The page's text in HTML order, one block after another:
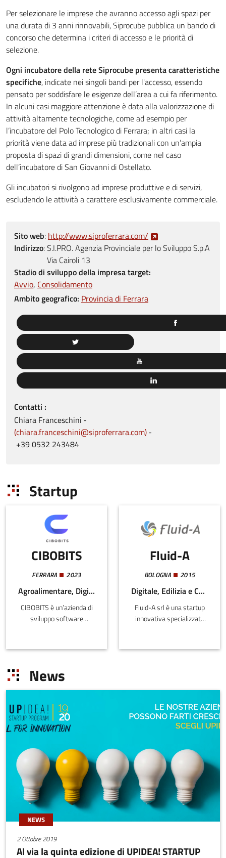
Per selezionare le imprese che avranno accesso agli spazi per
una durata di 3 anni rinnovabili, Siprocube pubblica un bando di
concorso che determina i criteri di accesso e le priorità di
selezione.
Ogni incubatore della rete Siprocube presenta caratteristiche
specifiche, indicate nei singoli bandi per l'accesso, essendo
pensato per soddisfare le esigenze dell’area a cui fa riferimento.
In alcuni casi maggiore attenzione è data alla valorizzazione di
attività altamente tecnologiche, come ad esempio per
l’incubatore del Polo Tecnologico di Ferrara; in altri casi la
priorità viene data ad imprese più tradizionali con un’ampia
proposta di spazi di grandi dimensioni, come nel caso
dell’incubatore di San Giovanni di Ostellato.
Gli incubatori si rivolgono ad imprese produttive e di servizi,
escludendo le attività a carattere esclusivamente commerciale.
Sito web: http://www.siproferrara.com/
Indirizzo:S.I.PRO. Agenzia Provinciale per lo Sviluppo S.p.A
Via Cairoli 13
Stadio di sviluppo della impresa target:
Avvio Consolidamento
Ambito geografico: Provincia di Ferrara
Contatti
Chiara Franceschini
chiara.franceschini@siproferrara.com
+39 0532 243484
Startup
CIBOBITS
FERRARA 2023
Agroalimentare, Digitale
CIBOBITS è un’azienda di
sviluppo software
Elettronica e Ingegneria
l’Università di Bologna. La
applicata alla Computer
Vision e nasce con
l’obiettivo di portare
nel settore delle macchine
automatiche, rivolgendosi
in particolare alle aziende
che operano nell’industria
manifatturiera e nel
comparto agricolo.
Fluid-A
BOLOGNA 2015
Digitale, Edilizia e Costruzioni, Energia e Sostenibilità
Fluid-A srl è una startup
innovativa specializzata
apparati di
Fluid-A sono maturate nei
settori automotive, power
generation, oil&gas, food
e biomedicale.I servizi
offerti vanno dalla
consulenza volta
all’ottimizzazione di
prodotti esistenti alla
progettazione integrata
per lo sviluppo di nuovi
reparti R&D e di
News
NEWS
2 Ottobre 2019
Al via la quinta edizione di UPIDEA! STARTUP